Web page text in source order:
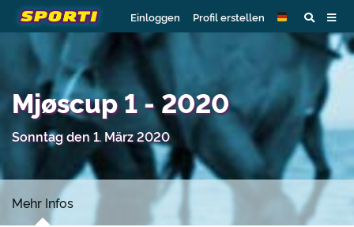
Einloggen Profil erstellen
Mjøscup 1 - 2020
Sonntag den 1. März 2020
Mehr Infos